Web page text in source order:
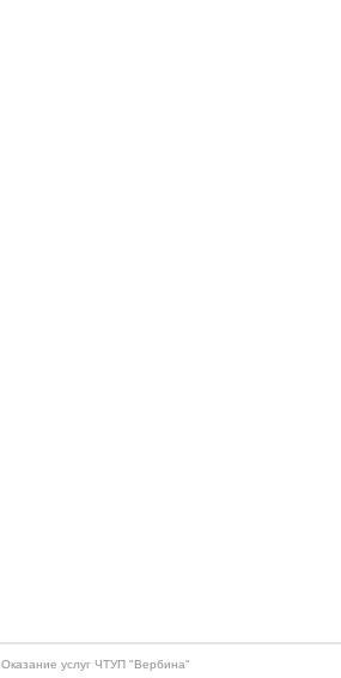
Оказание услуг ЧТУП "Вербина"